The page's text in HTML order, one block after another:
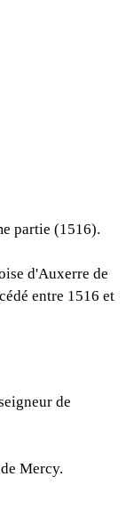
partie (1516).
d'Auxerre de
entre 1516 et
de
Mercy.